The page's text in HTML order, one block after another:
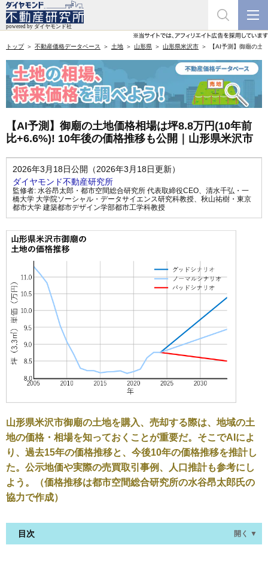
トップ 不動産価格データベース 土地 山形県 山形県米沢市 【AI予測】御廟の
【AI予測】御廟の土地価格相場は坪8.8万円(10年前
比+6.6%)! 10年後の価格推移も公開｜山形県米沢市
2026年3月18日公開（2026年3月18日更新）
ダイヤモンド不動産研究所
監修者: 水谷昂太郎・都市空間総合研究所 代表取締役CEO、 清水千弘・一
橋大学 大学院ソーシャル・データサイエンス研究科教授、 秋山祐樹・東京
都市大学 建築都市デザイン学部都市工学科教授
山形県米沢市御廟の土地を購入、売却する際は、地域の土
地の価格・相場を知っておくことが重要だ。そこでAIによ
り、過去15年の価格推移と、今後10年の価格推移を推計し
た。公示地価や実際の売買取引事例、人口推計も参考にし
よう。（価格推移は都市空間総合研究所の水谷昂太郎氏の
協力で作成）
目次 開く ▼